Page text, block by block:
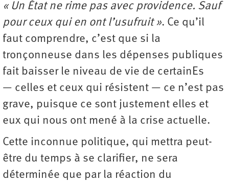
« Un État ne rime pas avec providence. Sauf
pour ceux qui en ont l’usufruit ». Ce qu’il
faut comprendre, c’est que si la
tronçonneuse dans les dépenses publiques
fait baisser le niveau de vie de certainEs
— celles et ceux qui résistent — ce n’est pas
grave, puisque ce sont justement elles et
eux qui nous ont mené à la crise actuelle.
Cette inconnue politique, qui mettra peut-
être du temps à se clarifier, ne sera
déterminée que par la réaction du